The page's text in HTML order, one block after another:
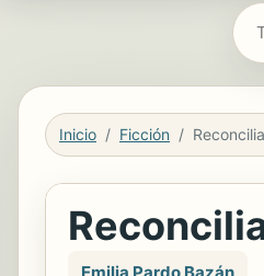
Inicio Ficción